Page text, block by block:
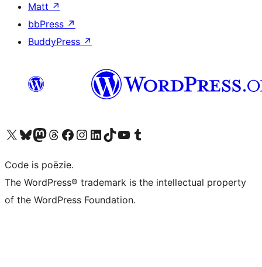
Matt ↗
bbPress ↗
BuddyPress ↗
Bezoek ons X (voorheen Twitter) account
Bezoek ons Bluesky account
Bezoek ons Mastodon account
Bezoek ons Threads account
Onze Facebook pagina bezoeken
Bezoek ons Instagram account
Bezoek ons LinkedIn account
Bezoek ons TikTok account
Bezoek ons YouTube kanaalBezoek ons Tumblr account
Code is poëzie.
The WordPress® trademark is the intellectual property
of the WordPress Foundation.